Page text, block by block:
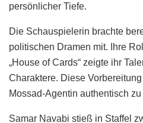
persönlicher Tiefe.
Die Schauspielerin brachte
politischen Dramen mit. Ihre
„House of Cards“ zeigte ihr
Charaktere. Diese
Mossad-Agentin authentisch
Samar Navabi stieß in Staffel